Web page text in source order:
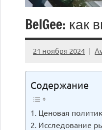
BelGee:
21 ноября 2024
Содержание
Ценовая
Исследование